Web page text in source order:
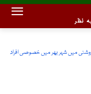
نظر
میں شہر بھر میں خصوصی افراد